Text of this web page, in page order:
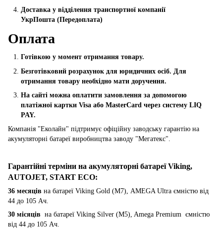
Доставка у відділення транспортної компанії
УкрПошта (Пeредоплата)
Оплата
Готівкою у момент отримання товару.
Безготівковий розрахунок для юридичних осіб. Для
отримання товару необхідно мати доручення.
На сайті можна оплатити замовлення за допомогою
платіжної картки Visa або MasterCard через систему LIQ
PAY.
Компанія "Еколайн" підтримує офіційну заводську гарантію на
акумуляторні батареї виробництва заводу "Мегатекс".
Гарантійні терміни на акумуляторні батареї Viking,
AUTOJET, START ECO:
36 месяців на батареї Viking Gold (M7), AMEGA Ultra ємністю від
44 до 105 Ач.
30 місяців на батареї Viking Silver (M5), Amega Premium ємністю
від 44 до 105 Ач.